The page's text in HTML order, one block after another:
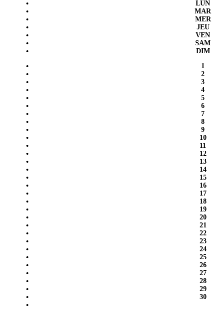
LUN
MAR
MER
JEU
VEN
SAM
DIM
1
2
3
4
5
6
7
8
9
10
11
12
13
14
15
16
17
18
19
20
21
22
23
24
25
26
27
28
29
30